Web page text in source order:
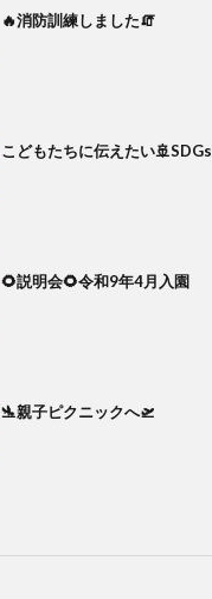
🔥消防訓練しました🧯
こどもたちに伝えたい🚢SDGs
🌻説明会🌻令和9年4月入園
🛬親子ピクニックへ🛫